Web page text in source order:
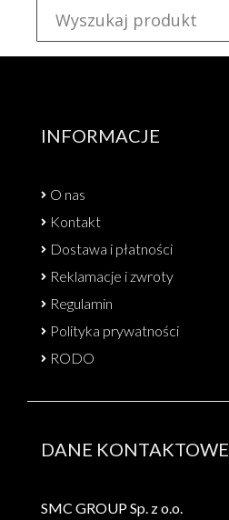
INFORMACJE
O nas
Kontakt
Dostawa i płatności
Reklamacje i zwroty
Regulamin
Polityka prywatności
RODO
DANE KONTAKTOWE
SMC GROUP Sp. z o.o.